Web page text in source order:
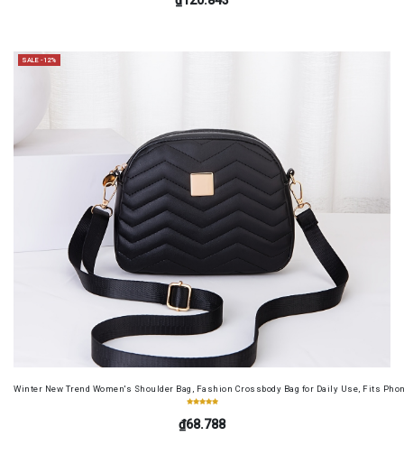
SALE -12%
Winter New Trend Women's Shoulder Bag, Fashion Crossbody Bag for Daily Use, Fits
₫68.788